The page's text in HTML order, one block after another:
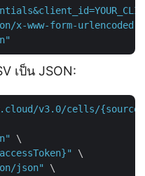
x-www-form-urlencoded"
เป็น JSON:
v3.0/cells/
\
\
json"
\